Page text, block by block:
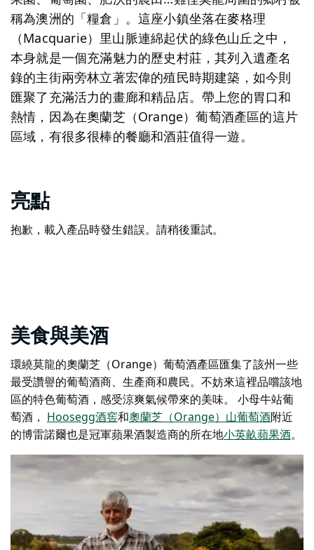
稱為澳洲的「糧倉」。這座小鎮坐落在麥格理
（Macquarie）里山脈連綿起伏的綠色山丘之中，
本身就是一個充滿魅力的歷史村莊，其列入遺產名
錄的主街兩旁林立著宏偉的殖民時期建築，如今則
匯聚了充滿活力的畫廊和精品店。帶上您的胃口和
熱情，因為在奧蘭芝（Orange）葡萄酒產區的這片
區域，有很多很棒的餐廳和酒莊值得一遊。
亮點
抱歉，載入產品時發生錯誤。請稍後重試。
美食與美酒
環繞莫龍的奧蘭芝（Orange）葡萄酒產區匯集了該州一些
最受讚譽的葡萄酒商、生產商和農民。不妨來這裡品嚐該地
區的特色葡萄酒，感受涼爽氣候帶來的美味。
小母牛站葡
萄酒 ， Hoosegg酒窖和奧蘭芝（Orange）山葡萄酒附近
的博雷諾爾也是冠軍蘋果酒製造商的所在地小英畝蘋果酒。